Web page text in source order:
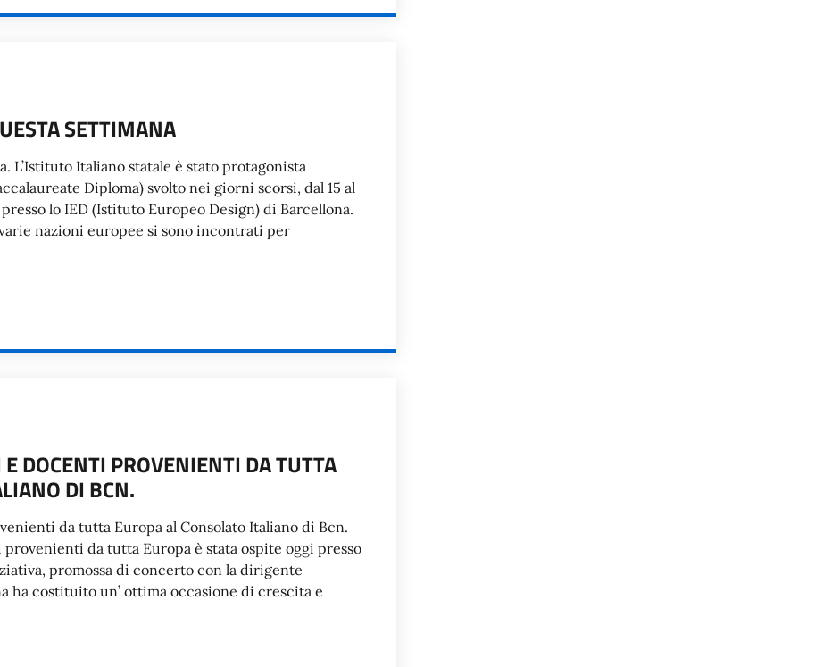
SETTIMANA
L’Istituto Italiano statale è stato protagonista
Diploma) svolto nei giorni scorsi, dal 15 al
lo IED (Istituto Europeo Design) di Barcellona.
nazioni europee si sono incontrati per
DOCENTI PROVENIENTI DA TUTTA
DI BCN.
da tutta Europa al Consolato Italiano di Bcn.
da tutta Europa è stata ospite oggi presso
promossa di concerto con la dirigente
ha costituito un’ ottima occasione di crescita e